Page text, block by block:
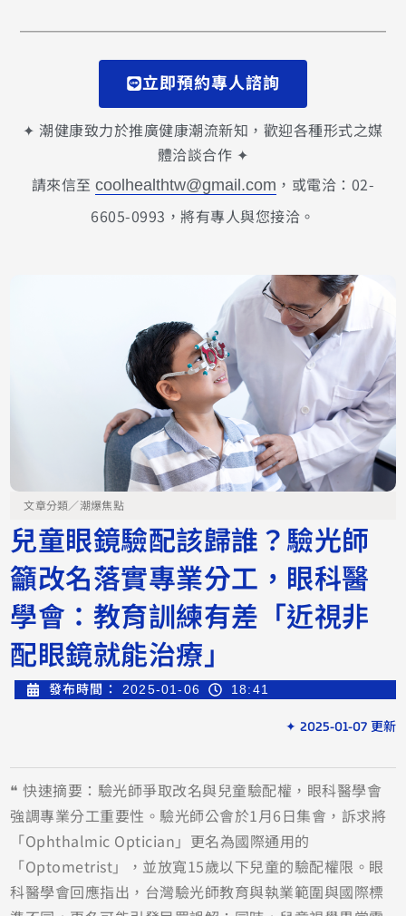
立即預約專人諮詢
✦ 潮健康致力於推廣健康潮流新知，歡迎各種形式之媒
體洽談合作 ✦
請來信至coolhealthtw@gmail.com ，或電洽：02-
6605-0993，將有專人與您接洽。
文章分類／潮爆焦點
兒童眼鏡驗配該歸誰？驗光師
籲改名落實專業分工，眼科醫
學會：教育訓練有差「近視非
配眼鏡就能治療」
發布時間： 2025-01-06 18:41
✦ 2025-01-07 更新
❝ 快速摘要：驗光師爭取改名與兒童驗配權，眼科醫學會
強調專業分工重要性。驗光師公會於1月6日集會，訴求將
「Ophthalmic Optician」更名為國際通用的
「Optometrist」，並放寬15歲以下兒童的驗配權限。眼
科醫學會回應指出，台灣驗光師教育與執業範圍與國際標